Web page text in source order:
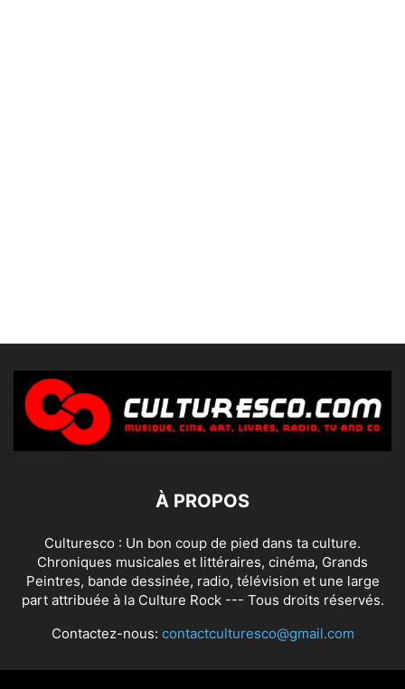
À PROPOS
Culturesco : Un bon coup de pied dans ta culture.
Chroniques musicales et littéraires, cinéma, Grands
Peintres, bande dessinée, radio, télévision et une large
part attribuée à la Culture Rock --- Tous droits réservés.
Contactez-nous: contactculturesco@gmail.com